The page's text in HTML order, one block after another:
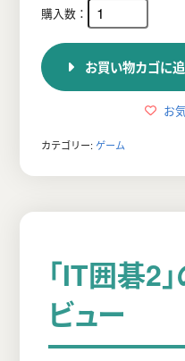
お買い物カゴに
お
カテゴリー: ゲーム
「IT囲碁2
ビュー